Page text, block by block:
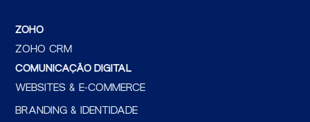
ZOHO
ZOHO CRM
COMUNICAÇÃO DIGITAL
WEBSITES & E-COMMERCE
BRANDING & IDENTIDADE